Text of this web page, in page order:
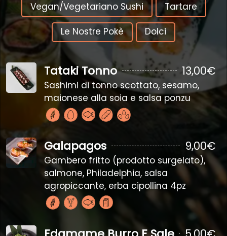
Vegan/Vegetariano Sushi Tartare
Le Nostre Pokè Dolci
Tataki Tonno 13,00€
Sashimi di tonno scottato, sesamo,
maionese alla soia e salsa ponzu
Galapagos 9,00€
Gambero fritto (prodotto surgelato),
salmone, Philadelphia, salsa
agropiccante, erba cipollina 4pz